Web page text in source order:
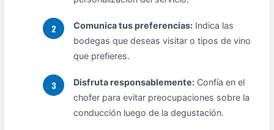
Comunica tus preferencias: Indica las
bodegas que deseas visitar o tipos de vino
que prefieres.
Disfruta responsablemente: Confía en el
chofer para evitar preocupaciones sobre la
conducción luego de la degustación.